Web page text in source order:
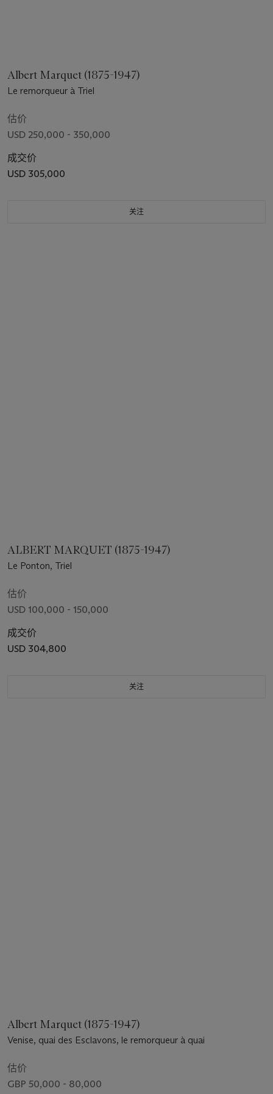
Albert Marquet (1875-1947)
Le remorqueur à Triel
估价
USD 250,000 - 350,000
成交价
USD 305,000
关注
ALBERT MARQUET (1875-1947)
Le Ponton, Triel
估价
USD 100,000 - 150,000
成交价
USD 304,800
关注
Albert Marquet (1875-1947)
Venise, quai des Esclavons, le remorqueur à quai
估价
GBP 50,000 - 80,000